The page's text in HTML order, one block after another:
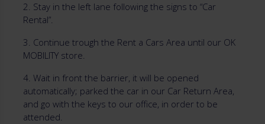
2. Stay in the left lane following the signs to “Car
Rental”.
3. Continue trough the Rent a Cars Area until our OK
MOBILITY store.
4. Wait in front the barrier, it will be opened
automatically; parked the car in our Car Return Area,
and go with the keys to our office, in order to be
attended.